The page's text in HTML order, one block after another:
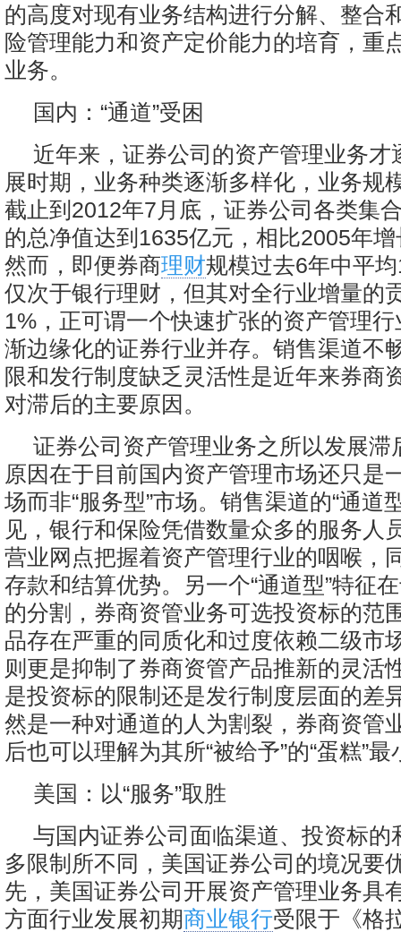
的高度对现有业务结构进行分解、整合
险管理能力和资产定价能力的培育，重
业务。
国内：“通道”受困
近年来，证券公司的资产管理业务才
展时期，业务种类逐渐多样化，业务规
截止到2012年7月底，证券公司各类集
的总净值达到1635亿元，相比2005年
然而，即便券商理财规模过去6年中平
仅次于银行理财，但其对全行业增量的
1%，正可谓一个快速扩张的资产管理
渐边缘化的证券行业并存。销售渠道不
限和发行制度缺乏灵活性是近年来券商
对滞后的主要原因。
证券公司资产管理业务之所以发展滞
原因在于目前国内资产管理市场还只是
场而非“服务型”市场。销售渠道的“通道
见，银行和保险凭借数量众多的服务人
营业网点把握着资产管理行业的咽喉，
存款和结算优势。另一个“通道型”特征
的分割，券商资管业务可选投资标的范
品存在严重的同质化和过度依赖二级市
则更是抑制了券商资管产品推新的灵活
是投资标的限制还是发行制度层面的差
然是一种对通道的人为割裂，券商资管
后也可以理解为其所“被给予”的“蛋糕”最
美国：以“服务”取胜
与国内证券公司面临渠道、投资标的
多限制所不同，美国证券公司的境况要
先，美国证券公司开展资产管理业务具
方面行业发展初期商业银行受限于《格